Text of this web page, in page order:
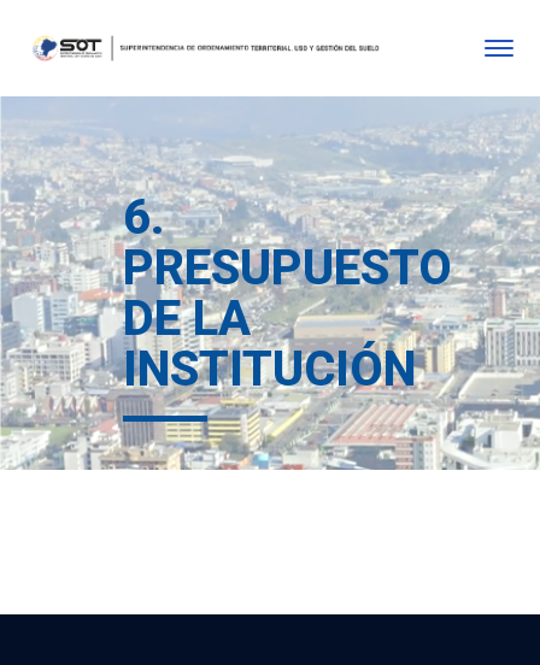
6.
PRESUPUESTO
DE LA
INSTITUCIÓN